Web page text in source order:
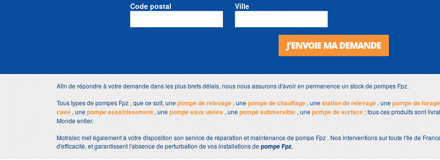
Code postal Ville
J'ENVOIE MA DEMANDE
Afin de répondre à votre demande dans les plus brefs délais, nous nous assurons d'avoir en permanence un stock de pompes Fpz.
Tous types de pompes Fpz , que ce soit, unepompe de relevage , unepompe de chauffage , unestation de relevage , unepompe de
cave , unepompe assainissement , unepompe eaux usées , unepompe submersible , unepompe de surface ; tous ces produits sont
Monde entier.
Motralec met également à votre disposition son service de réparation et maintenance de pompe Fpz . Nos interventions sur toute l'Ile de
d'efficacité, et garantissent l'absence de perturbation de vos installations depompe Fpz.